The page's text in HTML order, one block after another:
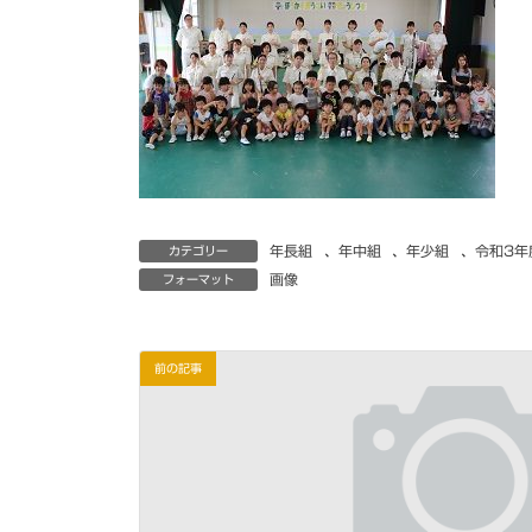
カテゴリー 年長組 、 年中組 、年少組 、 令和3年
フォーマット 画像
前の記事